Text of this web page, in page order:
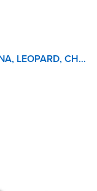
KIT REPARTICIÓN 1.3 DFM 1.300, CHANA, LEOPARD, CHANA BENNI